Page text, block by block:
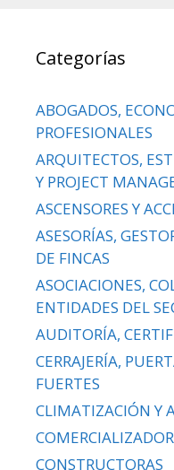
Categorías
ABOGADOS,
PROFESIONALES
ARQUITECTOS,
Y PROJECT
ASCENSORES Y
ASESORÍAS,
DE FINCAS
ASOCIACIONES,
ENTIDADES DEL
AUDITORÍA,
CERRAJERÍA,
FUERTES
CLIMATIZACIÓN Y
CONSTRUCTORAS